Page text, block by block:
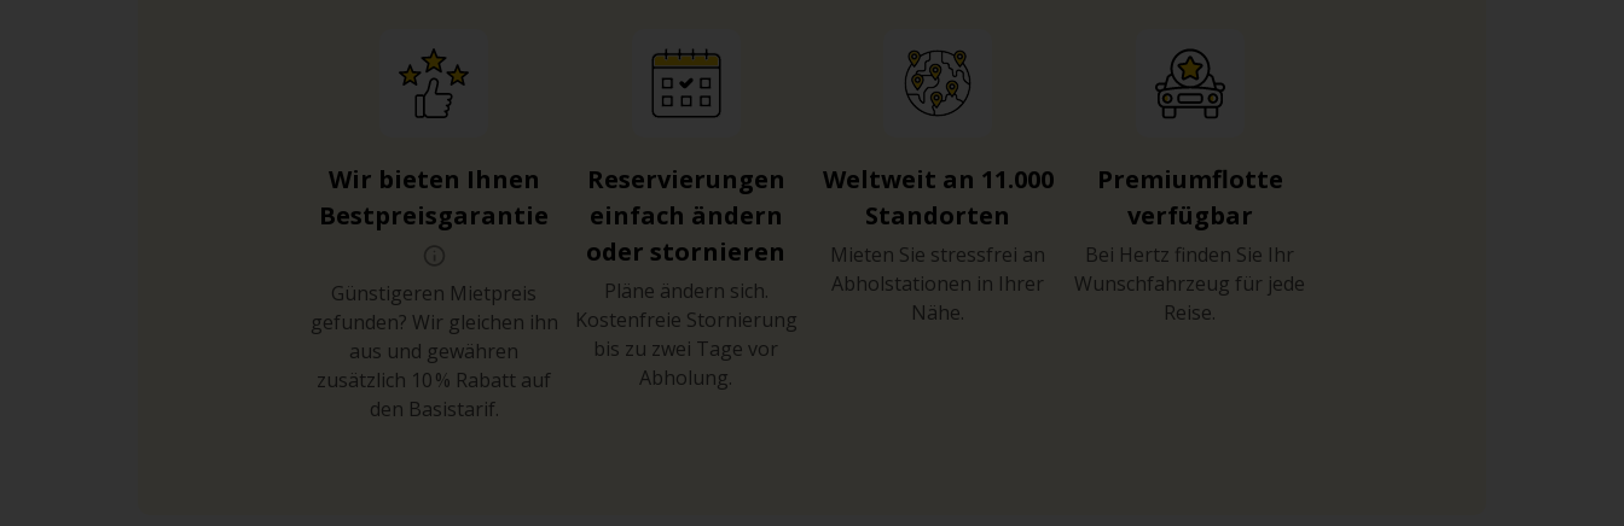
Wir bieten Ihnen
Bestpreisgarantie
Günstigeren Mietpreis
gefunden? Wir gleichen ihn
aus und gewähren
zusätzlich 10 % Rabatt auf
den Basistarif.
Reservierungen
einfach ändern
oder stornieren
Pläne ändern sich.
Kostenfreie Stornierung
bis zu zwei Tage vor
Abholung.
Weltweit an 11.000
Standorten
Mieten Sie stressfrei an
Abholstationen in Ihrer
Nähe.
Premiumflotte
verfügbar
Bei Hertz finden Sie Ihr
Wunschfahrzeug für jede
Reise.